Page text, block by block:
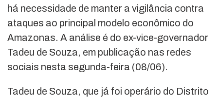
há necessidade de manter a vigilância contra
ataques ao principal modelo econômico do
Amazonas. A análise é do ex-vice-governador
Tadeu de Souza, em publicação nas redes
sociais nesta segunda-feira (08/06).
Tadeu de Souza, que já foi operário do Distrito